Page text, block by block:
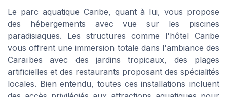
Le parc aquatique Caribe, quant à lui, vous propose
des hébergements avec vue sur les piscines
paradisiaques. Les structures comme l'hôtel Caribe
vous offrent une immersion totale dans l'ambiance des
Caraïbes avec des jardins tropicaux, des plages
artificielles et des restaurants proposant des spécialités
locales. Bien entendu, toutes ces installations incluent